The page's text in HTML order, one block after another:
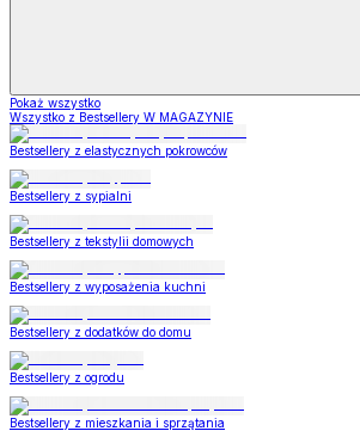
Pokaż wszystko
Wszystko z Bestsellery W MAGAZYNIE
Bestsellery z elastycznych pokrowców
Bestsellery z sypialni
Bestsellery z tekstylii domowych
Bestsellery z wyposażenia kuchni
Bestsellery z dodatków do domu
Bestsellery z ogrodu
Bestsellery z mieszkania i sprzątania